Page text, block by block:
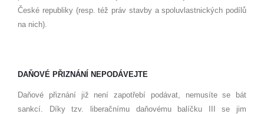
České republiky (resp. též práv stavby a spoluvlastnických podílů
na nich).
DAŇOVÉ PŘIZNÁNÍ NEPODÁVEJTE
Daňové přiznání již není zapotřebí podávat, nemusíte se bát
sankcí. Díky tzv. liberačnímu daňovému balíčku III se jim